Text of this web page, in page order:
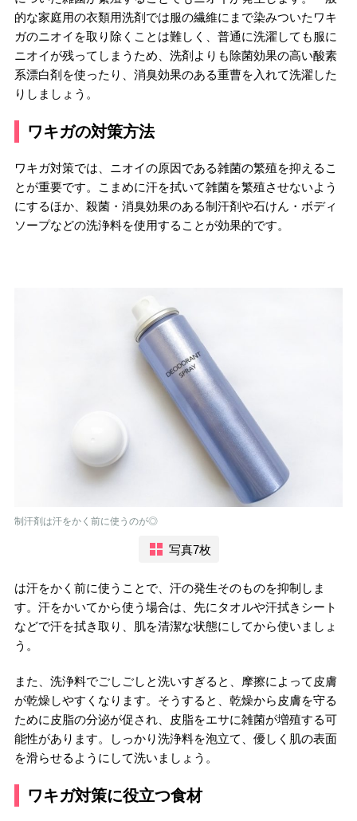
的な家庭用の衣類用洗剤では服の繊維にまで染みついたワキ
ガのニオイを取り除くことは難しく、普通に洗濯しても服に
ニオイが残ってしまうため、洗剤よりも除菌効果の高い酸素
系漂白剤を使ったり、消臭効果のある重曹を入れて洗濯した
りしましょう。
ワキガの対策方法
ワキガ対策では、ニオイの原因である雑菌の繁殖を抑えるこ
とが重要です。こまめに汗を拭いて雑菌を繁殖させないよう
にするほか、殺菌・消臭効果のある制汗剤や石けん・ボディ
ソープなどの洗浄料を使用することが効果的です。
制汗剤は汗をかく前に使うのが◎
写真7枚
は汗をかく前に使うことで、汗の発生そのものを抑制しま
す。汗をかいてから使う場合は、先にタオルや汗拭きシート
などで汗を拭き取り、肌を清潔な状態にしてから使いましょ
う。
また、洗浄料でごしごしと洗いすぎると、摩擦によって皮膚
が乾燥しやすくなります。そうすると、乾燥から皮膚を守る
ために皮脂の分泌が促され、皮脂をエサに雑菌が増殖する可
能性があります。しっかり洗浄料を泡立て、優しく肌の表面
を滑らせるようにして洗いましょう。
ワキガ対策に役立つ食材